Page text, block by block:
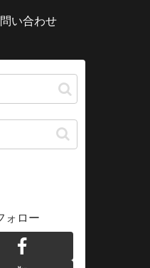
い合わせ
ォロー